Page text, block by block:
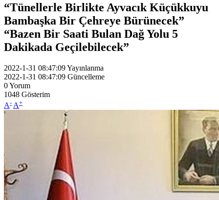
“Tünellerle Birlikte Ayvacık Küçükkuyu
Bambaşka Bir Çehreye Bürünecek”
“Bazen Bir Saati Bulan Dağ Yolu 5
Dakikada Geçilebilecek”
2022-1-31 08:47:09Yayınlanma
2022-1-31 08:47:09 Güncelleme
0Yorum
1048 Gösterim
A- A+